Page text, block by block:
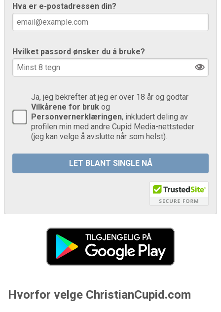
Hva er e-postadressen din?
Hvilket passord ønsker du å bruke?
Ja, jeg bekrefter at jeg er over 18 år og godtar
Vilkårene for bruk og
Personvernerklæringen, inkludert deling av
profilen min med andre Cupid Media-nettsteder
(jeg kan velge å avslutte når som helst).
Hvorfor velge ChristianCupid.com